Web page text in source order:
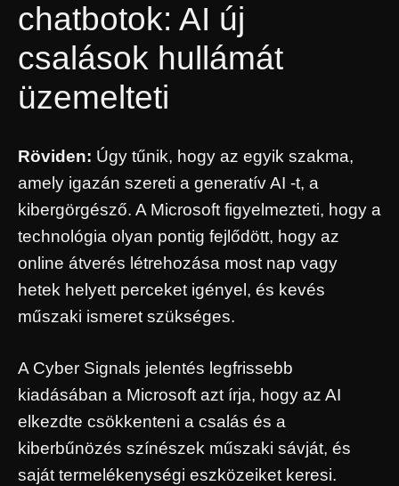
chatbotok: AI új
csalások hullámát
üzemelteti
Röviden: Úgy tűnik, hogy az egyik szakma,
amely igazán szereti a generatív AI -t, a
kibergörgésző. A Microsoft figyelmezteti, hogy a
technológia olyan pontig fejlődött, hogy az
online átverés létrehozása most nap vagy
hetek helyett perceket igényel, és kevés
műszaki ismeret szükséges.
A Cyber ​​Signals jelentés legfrissebb
kiadásában a Microsoft azt írja, hogy az AI
elkezdte csökkenteni a csalás és a
kiberbűnözés színészek műszaki sávját, és
saját termelékenységi eszközeiket keresi.